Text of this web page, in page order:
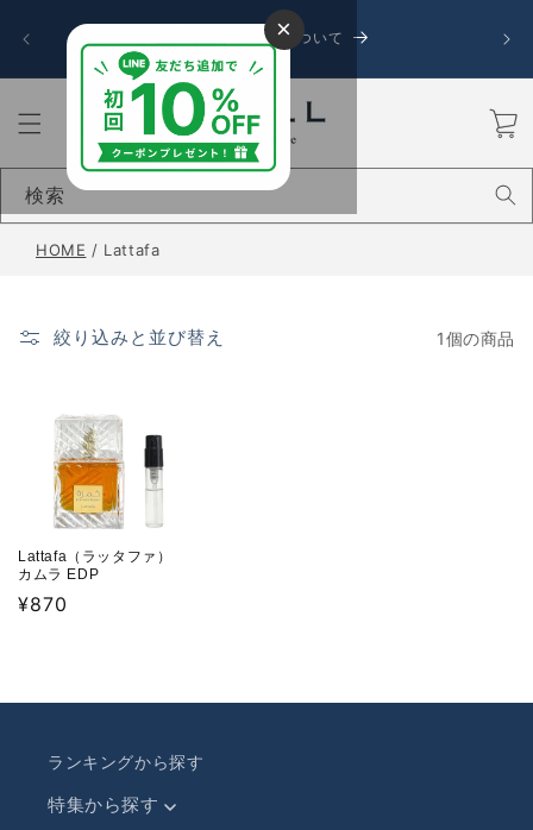
ンツに
進む
お盆期間中の発送について
送に
ー
検索
HOME / Lattafa
絞り込みと並び替え 1個の商品
Lattafa（ラッタファ）
カムラ EDP
通
¥870
ランキングから探す
特集から探す
×